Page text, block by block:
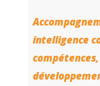
intelligence